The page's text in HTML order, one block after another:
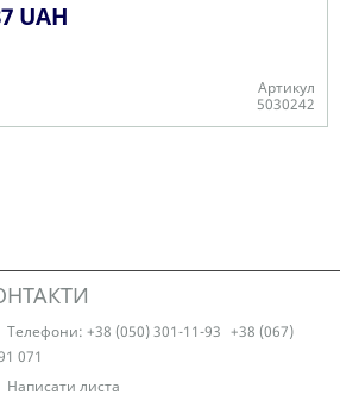
UAH
Артикул
5030242
Телефони: +38 (050) 301-11-93 +38 (067)
071
Написати листа